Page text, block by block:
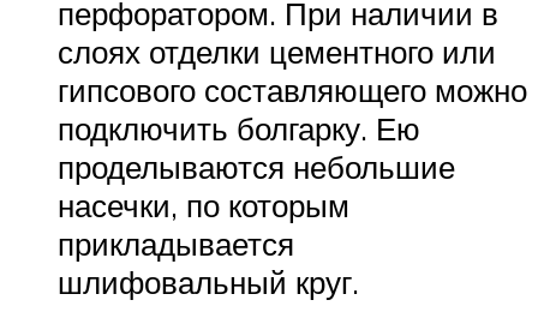
перфоратором. При наличии в
слоях отделки цементного или
гипсового составляющего можно
подключить болгарку. Ею
проделываются небольшие
насечки, по которым
прикладывается
шлифовальный круг.